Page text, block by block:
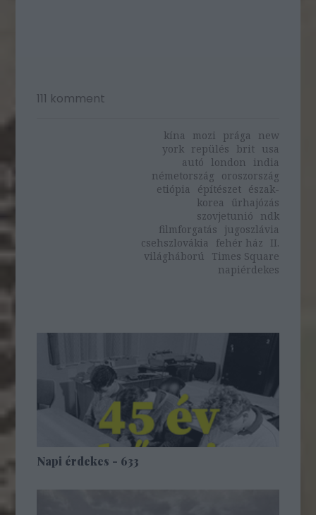
111 komment
kína mozi prága
new
york
repülés brit
usa
autó
london
india
németország
oroszország
etiópia
építészet
észak-
korea
űrhajózás
szovjetunió
ndk
filmforgatás
jugoszlávia
csehszlovákia
fehér ház
II.
világháború
Times Square
napiérdekes
Napi érdekes - 633